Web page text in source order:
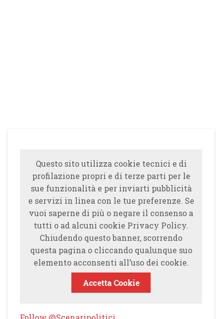
Questo sito utilizza cookie tecnici e di
profilazione propri e di terze parti per le
sue funzionalità e per inviarti pubblicità
e servizi in linea con le tue preferenze. Se
vuoi saperne di più o negare il consenso a
tutti o ad alcuni cookie Privacy Policy.
Chiudendo questo banner, scorrendo
questa pagina o cliccando qualunque suo
elemento acconsenti all’uso dei cookie.
Accetta Cookie